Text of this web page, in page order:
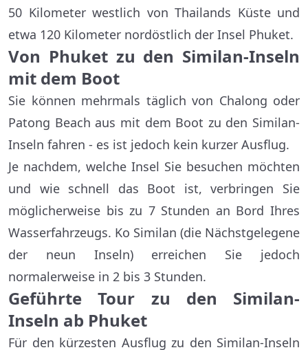
50 Kilometer westlich von Thailands Küste und
etwa 120 Kilometer nordöstlich der Insel Phuket.
Von Phuket zu den Similan-Inseln
mit dem Boot
Sie können mehrmals täglich von Chalong oder
Patong Beach aus mit dem Boot zu den Similan-
Inseln fahren - es ist jedoch kein kurzer Ausflug.
Je nachdem, welche Insel Sie besuchen möchten
und wie schnell das Boot ist, verbringen Sie
möglicherweise bis zu 7 Stunden an Bord Ihres
Wasserfahrzeugs. Ko Similan (die Nächstgelegene
der neun Inseln) erreichen Sie jedoch
normalerweise in 2 bis 3 Stunden.
Geführte Tour zu den Similan-
Inseln ab Phuket
Für den kürzesten Ausflug zu den Similan-Inseln